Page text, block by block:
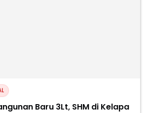
Baru 3Lt, SHM di Kelapa